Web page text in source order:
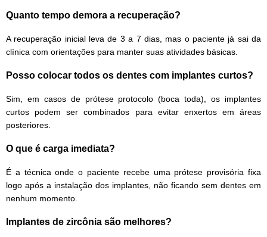
Quanto tempo demora a recuperação?
A recuperação inicial leva de 3 a 7 dias, mas o paciente já sai da
clínica com orientações para manter suas atividades básicas.
Posso colocar todos os dentes com implantes curtos?
Sim, em casos de prótese protocolo (boca toda), os implantes
curtos podem ser combinados para evitar enxertos em áreas
posteriores.
O que é carga imediata?
É a técnica onde o paciente recebe uma prótese provisória fixa
logo após a instalação dos implantes, não ficando sem dentes em
nenhum momento.
Implantes de zircônia são melhores?